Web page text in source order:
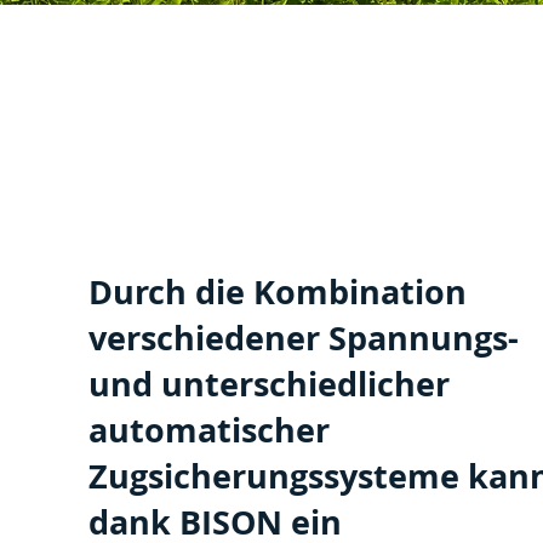
Durch die Kombination
verschiedener Spannungs-
und unterschiedlicher
automatischer
Zugsicherungssysteme
dank BISON ein